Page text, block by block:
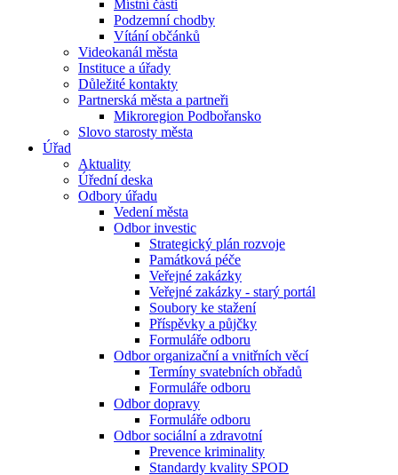
Místní části
Podzemní chodby
Vítání občánků
Videokanál města
Instituce a úřady
Důležité kontakty
Partnerská města a partneři
Mikroregion Podbořansko
Slovo starosty města
Úřad
Aktuality
Úřední deska
Odbory úřadu
Vedení města
Odbor investic
Strategický plán rozvoje
Památková péče
Veřejné zakázky
Veřejné zakázky - starý portál
Soubory ke stažení
Příspěvky a půjčky
Formuláře odboru
Odbor organizační a vnitřních věcí
Termíny svatebních obřadů
Formuláře odboru
Odbor dopravy
Formuláře odboru
Odbor sociální a zdravotní
Prevence kriminality
Standardy kvality SPOD